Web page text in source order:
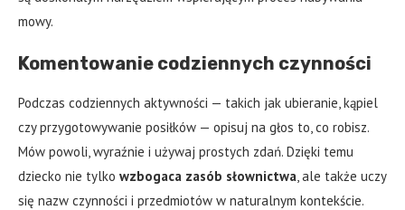
mowy.
Komentowanie codziennych czynności
Podczas codziennych aktywności — takich jak ubieranie, kąpiel
czy przygotowywanie posiłków — opisuj na głos to, co robisz.
Mów powoli, wyraźnie i używaj prostych zdań. Dzięki temu
dziecko nie tylko wzbogaca zasób słownictwa, ale także uczy
się nazw czynności i przedmiotów w naturalnym kontekście.